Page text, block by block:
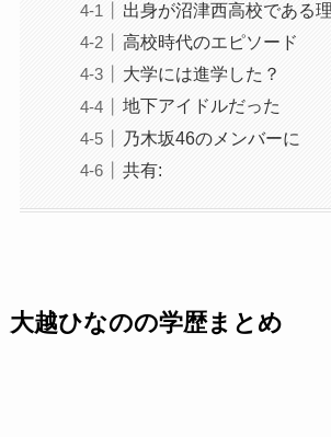
出身が沼津西高校である
高校時代のエピソード
大学には進学した？
地下アイドルだった
乃木坂46のメンバーに
共有:
大越ひなのの学歴まとめ